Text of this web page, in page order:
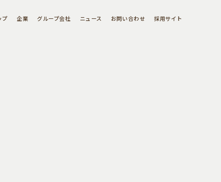
プ 企業 グループ会社 ニュース お問い合わせ 採用サイト